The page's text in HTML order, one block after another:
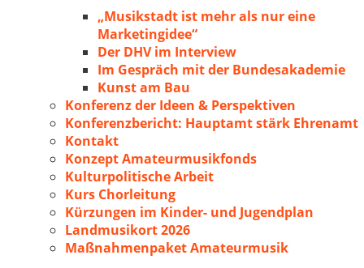
„Musikstadt ist mehr als nur eine
Marketingidee“
Der DHV im Interview
Im Gespräch mit der Bundesakademie
Kunst am Bau
Konferenz der Ideen & Perspektiven
Konferenzbericht: Hauptamt stärk Ehrenamt
Kontakt
Konzept Amateurmusikfonds
Kulturpolitische Arbeit
Kurs Chorleitung
Kürzungen im Kinder- und Jugendplan
Landmusikort 2026
Maßnahmenpaket Amateurmusik